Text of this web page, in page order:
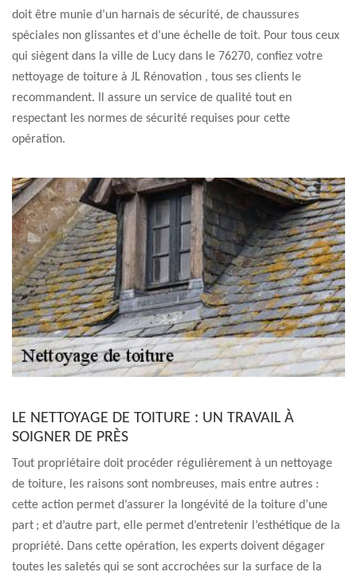
doit être munie d’un harnais de sécurité, de chaussures
spéciales non glissantes et d’une échelle de toit. Pour tous ceux
qui siègent dans la ville de Lucy dans le 76270, confiez votre
nettoyage de toiture à JL Rénovation , tous ses clients le
recommandent. Il assure un service de qualité tout en
respectant les normes de sécurité requises pour cette
opération.
LE NETTOYAGE DE TOITURE : UN TRAVAIL À
SOIGNER DE PRÈS
Tout propriétaire doit procéder régulièrement à un nettoyage
de toiture, les raisons sont nombreuses, mais entre autres :
cette action permet d’assurer la longévité de la toiture d’une
part ; et d’autre part, elle permet d’entretenir l’esthétique de la
propriété. Dans cette opération, les experts doivent dégager
toutes les saletés qui se sont accrochées sur la surface de la